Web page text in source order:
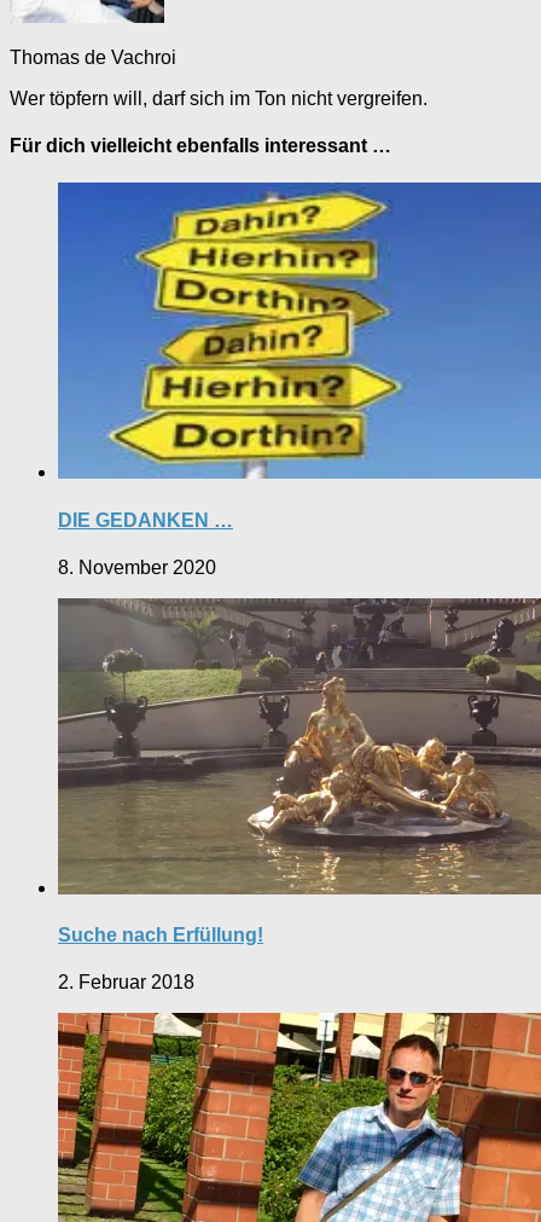
Thomas de Vachroi
Wer töpfern will, darf sich im Ton nicht vergreifen.
Für dich vielleicht ebenfalls interessant …
DIE GEDANKEN …
8. November 2020
Suche nach Erfüllung!
2. Februar 2018